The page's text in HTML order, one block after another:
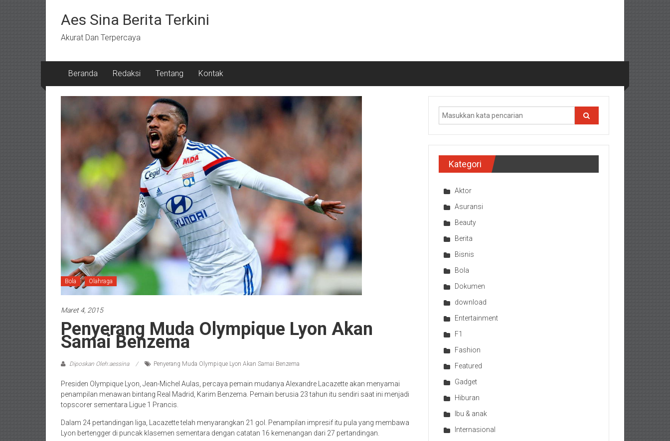
kontenAes Sina Berita Terkini
Akurat Dan Terpercaya
Beranda Redaksi Tentang Kontak
Bola Olahraga
Maret 4, 2015
Penyerang Muda Olympique Lyon Akan
Samai Benzema
Diposkan Oleh:aessina Penyerang Muda Olympique Lyon Akan Samai Benzema
Presiden Olympique Lyon, Jean-Michel Aulas, percaya pemain mudanya Alexandre Lacazette akan menyamai
penampilan menawan bintang Real Madrid, Karim Benzema. Pemain berusia 23 tahun itu sendiri saat ini menjadi
topscorer sementara Ligue 1 Prancis.
Dalam 24 pertandingan liga, Lacazette telah menyarangkan 21 gol. Penampilan impresif itu pula yang membawa
Lyon bertengger di puncak klasemen sementara dengan catatan 16 kemenangan dari 27 pertandingan.
Kategori
Aktor
Asuransi
Beauty
Berita
Bisnis
Bola
Dokumen
download
Entertainment
F1
Fashion
Featured
Gadget
Hiburan
Ibu & anak
Internasional